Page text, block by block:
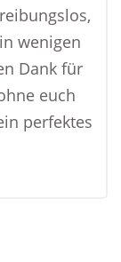
wenigen
Dank für
euch
perfektes